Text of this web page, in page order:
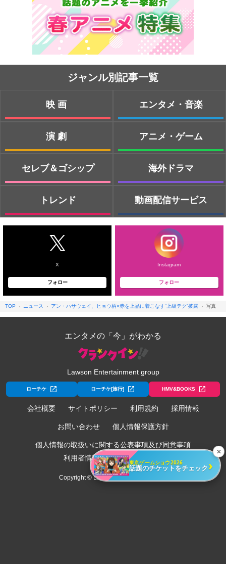
ジャンル別記事一覧
映画
演劇
セレブ＆ゴシップ
トレンド
エンタメ・音楽
アニメ・ゲーム
海外ドラマ
動画配信サービス
X
フォロー
Instagram
フォロー
TOP ニュース アン・ハサウェイ、ヒョウ柄×赤を上品に着こなす“上級テク”披露 写真
エンタメの「今」がわかる
Lawson Entertainment group
ローチケ ローチケ[旅行] HMV&BOOKS
会社概要 サイトポリシー 利用規約 採用情報
お問い合わせ 個人情報保護方針
個人情報の取扱いに関する公表事項及び同意事項
利用者情報の外部送信について
Copyright © Lawson Entertainment, Inc.
✕
東京ゲームショウ2026
話題のチケットをチェック ›